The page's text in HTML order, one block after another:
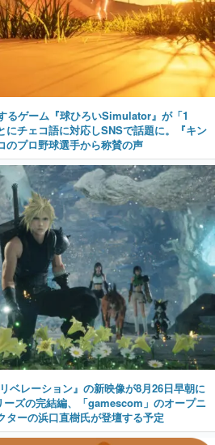
るゲーム『球ひろいSimulator』が「1
にチェコ語に対応しSNSで話題に。『キン
のプロ野球選手から称賛の声
ベレーション』の新映像が8月26日早朝に
ズの完結編、「gamescom」のオープニ
ターの浜口直樹氏が登壇する予定